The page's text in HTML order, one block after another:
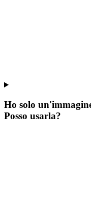
Ho solo
Posso usarla?